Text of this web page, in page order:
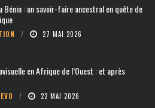
Bénin : un savoir-faire ancestral en quête de
27 MAI 2026
en Afrique de l’Ouest : et après
22 MAI 2026